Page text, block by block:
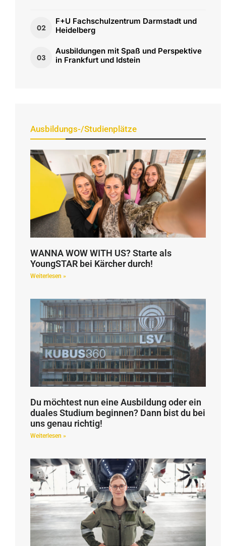
02
F+U Fachschulzentrum Darmstadt und
Heidelberg
03
Ausbildungen mit Spaß und Perspektive
in Frankfurt und Idstein
Ausbildungs-/Studienplätze
WANNA WOW WITH US? Starte als
YoungSTAR bei Kärcher durch!
Weiterlesen »
Du möchtest nun eine Ausbildung oder ein
duales Studium beginnen? Dann bist du bei
uns genau richtig!
Weiterlesen »